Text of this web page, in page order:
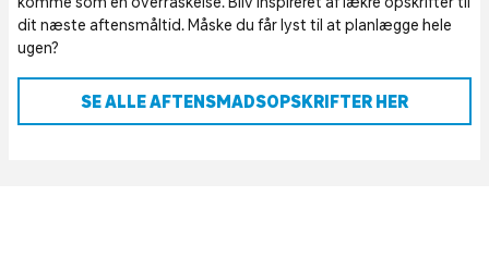
dit næste aftensmåltid. Måske du får lyst til at planlægge hele
ugen?
SE ALLE AFTENSMADSOPSKRIFTER HER